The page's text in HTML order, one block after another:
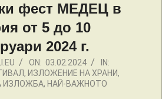
фест МЕДЕЦ в
от 5 до 10
2024 г.
ON: 03.02.2024
IN:
, ИЗЛОЖЕНИЕ НА ХРАНИ,
ИЗЛОЖБА, НАЙ-ВАЖНОТО